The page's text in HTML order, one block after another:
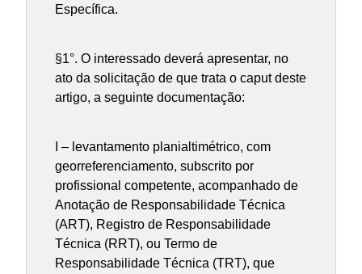
Específica.
§1°. O interessado deverá apresentar, no
ato da solicitação de que trata o caput deste
artigo, a seguinte documentação:
I – levantamento planialtimétrico, com
georreferenciamento, subscrito por
profissional competente, acompanhado de
Anotação de Responsabilidade Técnica
(ART), Registro de Responsabilidade
Técnica (RRT), ou Termo de
Responsabilidade Técnica (TRT), que